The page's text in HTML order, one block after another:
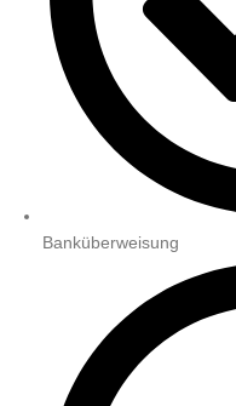
Banküberweisung